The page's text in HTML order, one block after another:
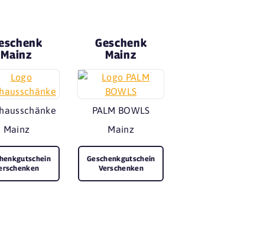
Mainz
Mainz
Geschenk
Mainz
PALM BOWLS
Mainz
Geschenkgutschein
Verschenken